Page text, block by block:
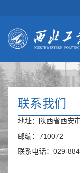
联系我们
地址：陕西省西安
邮编：710072
联系电话：029-